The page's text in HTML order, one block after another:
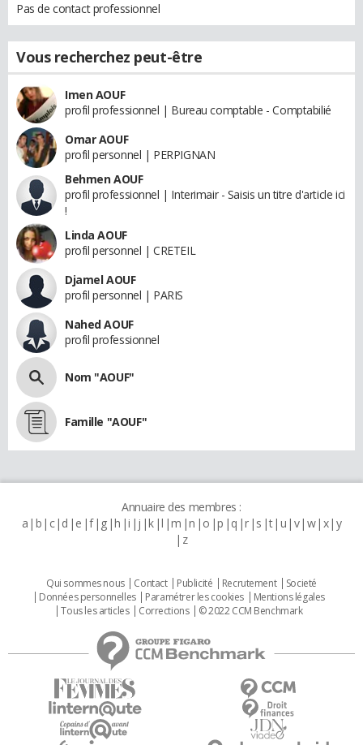
Pas de contact professionnel
Vous recherchez peut-être
Imen AOUF
profil professionnel | Bureau comptable - Comptabilié
Omar AOUF
profil personnel | PERPIGNAN
Behmen AOUF
profil professionnel | Interimair - Saisis un titre d'article ici
!
Linda AOUF
profil personnel | CRETEIL
Djamel AOUF
profil personnel | PARIS
Nahed AOUF
profil professionnel
Nom "AOUF"
Famille "AOUF"
Annuaire des membres :
a b c d e f g h i j k l m n o p q r s t u v w x y
z
Qui sommes nous Contact Publicité Recrutement
Societé
Données personnelles
Paramétrer les cookies
Mentions légales
Tous les articles
Corrections © 2022 CCM Benchmark